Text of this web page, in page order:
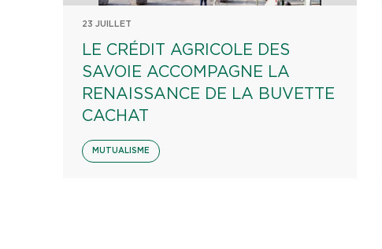
23 JUILLET
LE CRÉDIT AGRICOLE DES
SAVOIE ACCOMPAGNE LA
RENAISSANCE DE LA BUVETTE
CACHAT
MUTUALISME